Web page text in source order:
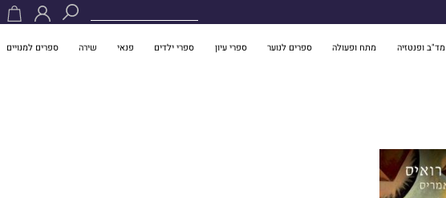
מד"ב ופנטזיה מתח ופעולה ספרים לנוער ספרי עיון ספרי ילדים פנאי שירה ספרים למנויים